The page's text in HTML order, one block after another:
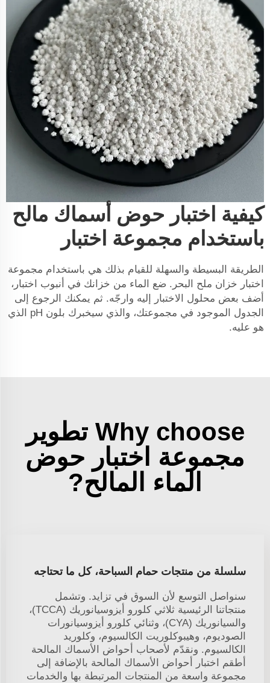
كيفية اختبار حوض أسماك مالح
باستخدام مجموعة اختبار
الطريقة البسيطة والسهلة للقيام بذلك هي باستخدام مجموعة
اختبار خزان ملح البحر. ضع الماء من خزانك في أنبوب اختبار،
أضف بعض محلول الاختبار إليه وارجّه. ثم يمكنك الرجوع إلى
الجدول الموجود في مجموعتك، والذي سيخبرك بلون pH الذي
هو عليه.
Why choose تطوير
مجموعة اختبار حوض
الماء المالح?
سلسلة من منتجات حمام السباحة، كل ما تحتاجه
سنواصل التوسع لأن السوق في تزايد. وتشمل
منتجاتنا الرئيسية ثلاثي كلورو أيزوسيانوريك (TCCA)،
والسيانوريك (CYA)، وثنائي كلورو أيزوسيانورات
الصوديوم، وهيبوكلوريت الكالسيوم، وكلوريد
الكالسيوم. ونقدّم لأصحاب أحواض الأسماك المالحة
أطقم اختبار أحواض الأسماك المالحة بالإضافة إلى
مجموعة واسعة من المنتجات المرتبطة بها والخدمات